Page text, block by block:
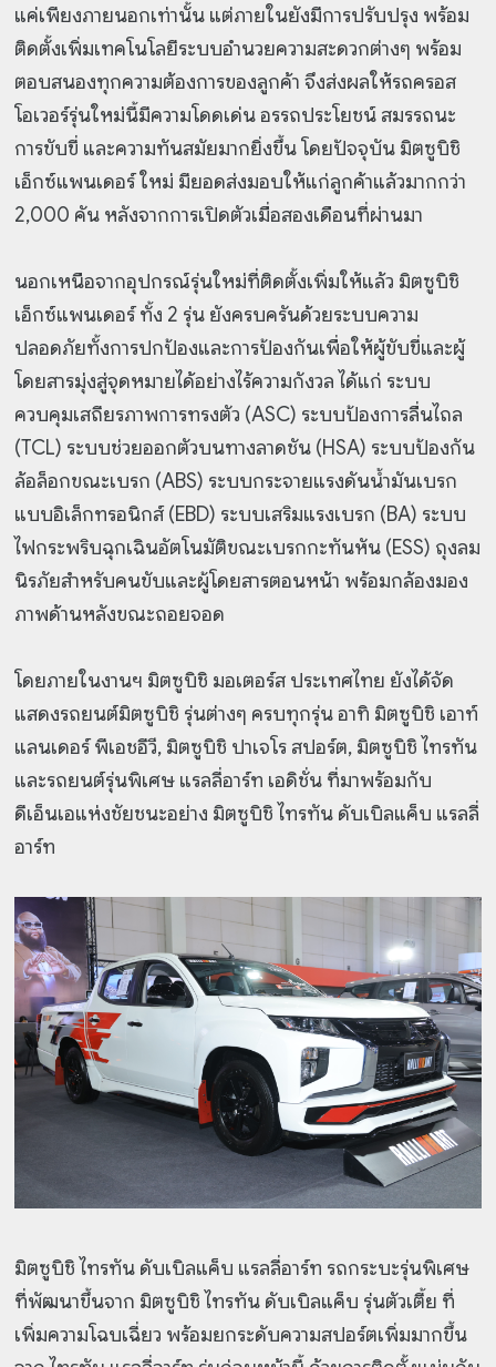
แค่เพียงภายนอกเท่านั้น แต่ภายในยังมีการปรับปรุง พร้อม
ติดตั้งเพิ่มเทคโนโลยีระบบอำนวยความสะดวกต่างๆ พร้อม
ตอบสนองทุกความต้องการของลูกค้า จึงส่งผลให้รถครอส
โอเวอร์รุ่นใหม่นี้มีความโดดเด่น อรรถประโยชน์ สมรรถนะ
การขับขี่ และความทันสมัยมากยิ่งขึ้น โดยปัจจุบัน มิตซูบิชิ
เอ็กซ์แพนเดอร์ ใหม่ มียอดส่งมอบให้แก่ลูกค้าแล้วมากกว่า
2,000 คัน หลังจากการเปิดตัวเมื่อสองเดือนที่ผ่านมา
นอกเหนือจากอุปกรณ์รุ่นใหม่ที่ติดตั้งเพิ่มให้แล้ว มิตซูบิชิ
เอ็กซ์แพนเดอร์ ทั้ง 2 รุ่น ยังครบครันด้วยระบบความ
ปลอดภัยทั้งการปกป้องและการป้องกันเพื่อให้ผู้ขับขี่และผู้
โดยสารมุ่งสู่จุดหมายได้อย่างไร้ความกังวล ได้แก่ ระบบ
ควบคุมเสถียรภาพการทรงตัว (ASC) ระบบป้องการลื่นไถล
(TCL) ระบบช่วยออกตัวบนทางลาดชัน (HSA) ระบบป้องกัน
ล้อล็อกขณะเบรก (ABS) ระบบกระจายแรงดันน้ำมันเบรก
แบบอิเล็กทรอนิกส์ (EBD) ระบบเสริมแรงเบรก (BA) ระบบ
ไฟกระพริบฉุกเฉินอัตโนมัติขณะเบรกกะทันหัน (ESS) ถุงลม
นิรภัยสำหรับคนขับและผู้โดยสารตอนหน้า พร้อมกล้องมอง
ภาพด้านหลังขณะถอยจอด
โดยภายในงานฯ มิตซูบิชิ มอเตอร์ส ประเทศไทย ยังได้จัด
แสดงรถยนต์มิตซูบิชิ รุ่นต่างๆ ครบทุกรุ่น อาทิ มิตซูบิชิ เอาท์
แลนเดอร์ พีเอชอีวี, มิตซูบิชิ ปาเจโร สปอร์ต, มิตซูบิชิ ไทรทัน
และรถยนต์รุ่นพิเศษ แรลลี่อาร์ท เอดิชั่น ที่มาพร้อมกับ
ดีเอ็นเอแห่งชัยชนะอย่าง มิตซูบิชิ ไทรทัน ดับเบิลแค็บ แรลลี่
อาร์ท
มิตซูบิชิ ไทรทัน ดับเบิลแค็บ แรลลี่อาร์ท รถกระบะรุ่นพิเศษ
ที่พัฒนาขึ้นจาก มิตซูบิชิ ไทรทัน ดับเบิลแค็บ รุ่นตัวเตี้ย ที่
เพิ่มความโฉบเฉี่ยว พร้อมยกระดับความสปอร์ตเพิ่มมากขึ้น